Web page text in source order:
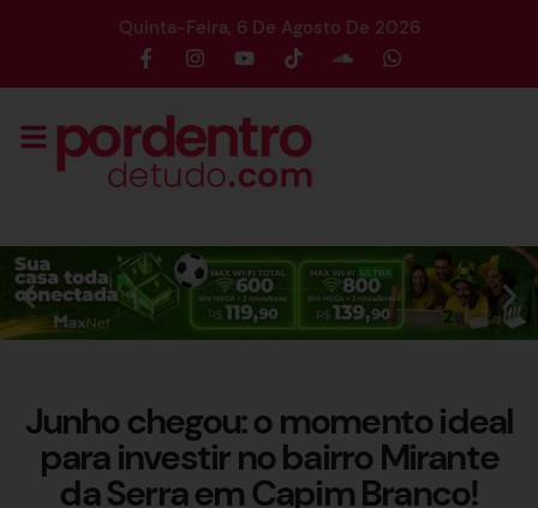
Quinta-Feira, 6 De Agosto De 2026
Junho chegou: o momento ideal
para investir no bairro Mirante
da Serra em Capim Branco!